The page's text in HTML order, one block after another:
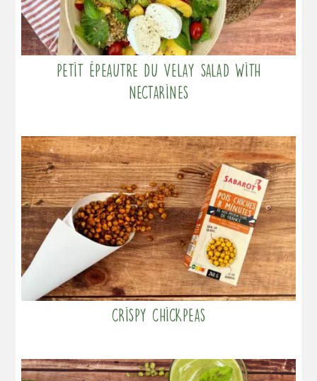
Petit Épeautre du Velay salad with
nectarines
Crispy chickpeas